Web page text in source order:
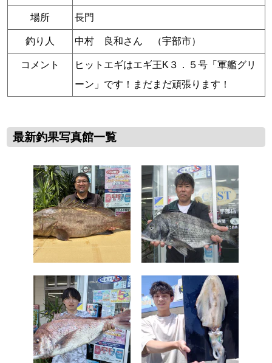
場所 長門
釣り人 中村 良和さん （宇部市）
コメント
ヒットエギはエギ王K３．５号「軍艦グリ
ーン」です！まだまだ頑張ります！
最新釣果写真館一覧